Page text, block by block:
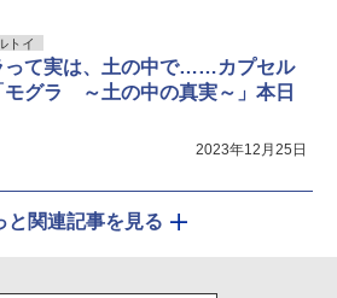
トイ
って実は、土の中で……カプセル
モグラ ～土の中の真実～」本日
2023年12月25日
と関連記事を見る